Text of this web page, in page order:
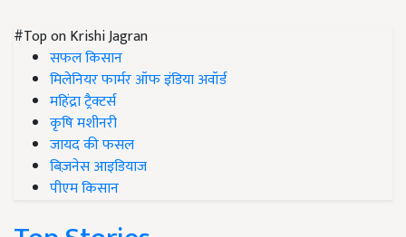
#Top on Krishi Jagran
सफल किसान
मिलेनियर फार्मर ऑफ इंडिया अवॉर्ड
महिंद्रा ट्रैक्टर्स
कृषि मशीनरी
जायद की फसल
बिज़नेस आइडियाज
पीएम किसान